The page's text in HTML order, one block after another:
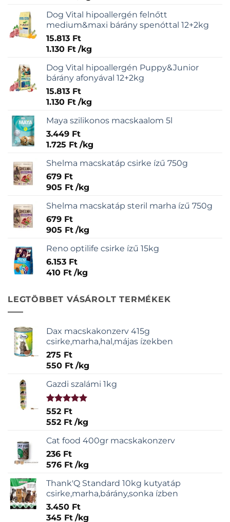
Dog Vital hipoallergén felnőtt
medium&maxi bárány spenóttal 12+2kg
15.813 Ft
1.130 Ft /kg
Dog Vital hipoallergén Puppy&Junior
bárány afonyával 12+2kg
15.813 Ft
1.130 Ft /kg
Maya szilikonos macskaalom 5l
3.449 Ft
1.725 Ft /kg
Shelma macskatáp csirke ízű 750g
679 Ft
905 Ft /kg
Shelma macskatáp steril marha ízű 750g
679 Ft
905 Ft /kg
Reno optilife csirke ízű 15kg
6.153 Ft
410 Ft /kg
LEGTÖBBET VÁSÁROLT TERMÉKEK
Dax macskakonzerv 415g
csirke,marha,hal,májas ízekben
275 Ft
550 Ft /kg
Gazdi szalámi 1kg
Értékelés:
5.00/ 5
552 Ft
552 Ft /kg
Cat food 400gr macskakonzerv
236 Ft
576 Ft /kg
Thank'Q Standard 10kg kutyatáp
csirke,marha,bárány,sonka ízben
3.450 Ft
345 Ft /kg